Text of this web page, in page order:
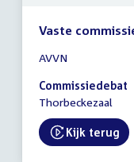
Vaste
vergadering
19:00
-
uur
AVVN
Commissiedebat
Thorbeckezaal
External
Kijk terug